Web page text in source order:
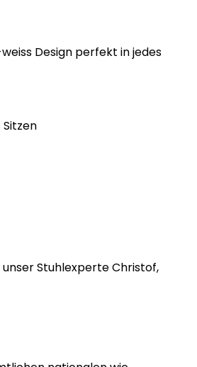
Design perfekt in jedes
Stuhlexperte Christof,